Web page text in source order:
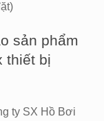
sản phẩm
thiết bị
ty SX Hồ Bơi